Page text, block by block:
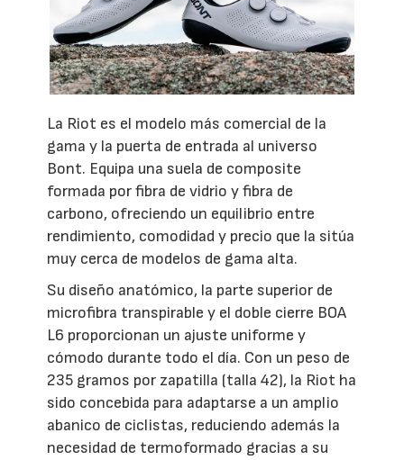
La Riot es el modelo más comercial de la
gama y la puerta de entrada al universo
Bont. Equipa una suela de composite
formada por fibra de vidrio y fibra de
carbono, ofreciendo un equilibrio entre
rendimiento, comodidad y precio que la sitúa
muy cerca de modelos de gama alta.
Su diseño anatómico, la parte superior de
microfibra transpirable y el doble cierre BOA
L6 proporcionan un ajuste uniforme y
cómodo durante todo el día. Con un peso de
235 gramos por zapatilla (talla 42), la Riot ha
sido concebida para adaptarse a un amplio
abanico de ciclistas, reduciendo además la
necesidad de termoformado gracias a su